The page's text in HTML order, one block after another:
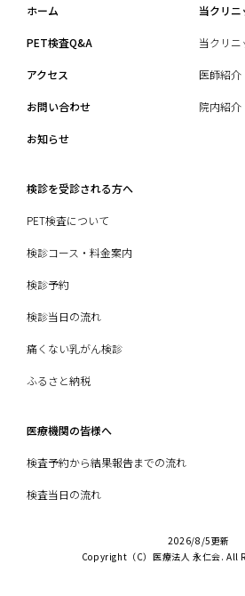
ホーム
PET検査Q&A
アクセス
お問い合わせ
お知らせ
当クリニ
当クリ
医師紹
院内紹介
検診を受診される方へ
PET検査について
検診コース・料金案内
検診予約
検診当日の流れ
痛くない乳がん検診
ふるさと納税
医療機関の皆様へ
検査予約から結果報告までの流れ
検査当日の流れ
2026/8/5更新
Copyright（C）医療法人 永仁会. All